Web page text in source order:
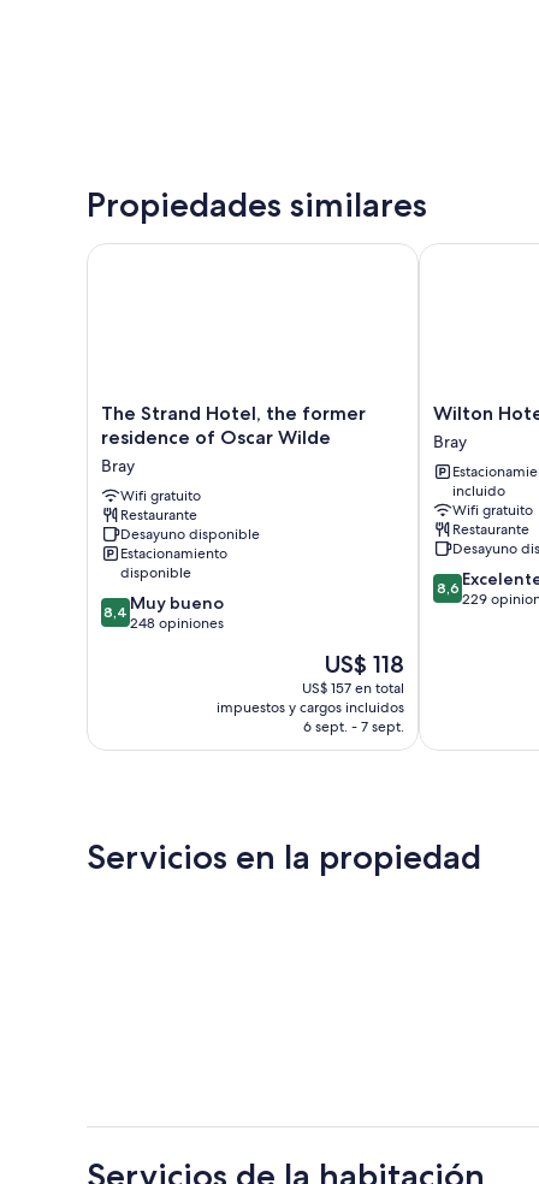
Propiedades similares
The
Strand
the
former
residence
of
Oscar
Wilde
Bray
The Strand Hotel, the former
residence of Oscar Wilde
Bray
Wifi gratuito
Restaurante
Desayuno disponible
Estacionamiento
disponible
8.4
de
8,4 Muy bueno
248 opiniones
El
precio
actual
es
de
US$ 118
US$ 157 en total
impuestos y cargos incluidos
6 sept. - 7 sept.
The Strand Hotel, the former residence of Oscar
Wilton
Hotel
Bray
Bray
Wilton
Bray
incluido
Wifi gratuito
Restaurante
Desayuno
8.6
de
8,6
229
Wilton Hotel
Servicios en la propiedad
Servicios de la habitación